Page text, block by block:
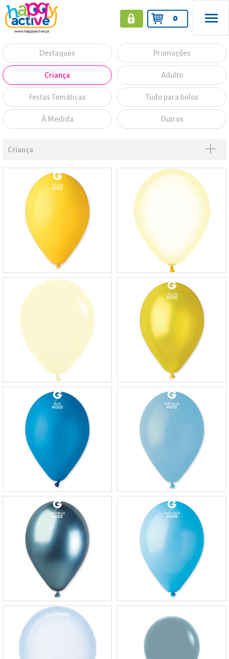
0
Destaques Promoções
Criança Adulto
Festas Temáticas Tudo para bolos
À Medida Outros
Criança